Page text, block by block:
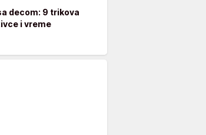
decom: 9 trikova
i vreme